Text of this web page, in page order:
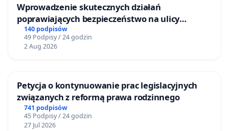
Wprowadzenie skutecznych działań
poprawiających bezpieczeństwo na ulicy
Żeromskiego w Otwocku
140 podpisów
49 Podpisy / 24 godzin
2 Aug 2026
Petycja o kontynuowanie prac legislacyjnych
związanych z reformą prawa rodzinnego
741 podpisów
45 Podpisy / 24 godzin
27 Jul 2026